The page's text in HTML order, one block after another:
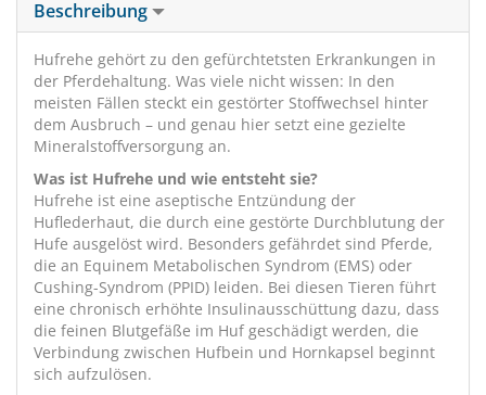
Beschreibung
Hufrehe gehört zu den gefürchtetsten Erkrankungen in
der Pferdehaltung. Was viele nicht wissen: In den
meisten Fällen steckt ein gestörter Stoffwechsel hinter
dem Ausbruch – und genau hier setzt eine gezielte
Mineralstoffversorgung an.
Was ist Hufrehe und wie entsteht sie?
Hufrehe ist eine aseptische Entzündung der
Huflederhaut, die durch eine gestörte Durchblutung der
Hufe ausgelöst wird. Besonders gefährdet sind Pferde,
die an Equinem Metabolischen Syndrom (EMS) oder
Cushing-Syndrom (PPID) leiden. Bei diesen Tieren führt
eine chronisch erhöhte Insulinausschüttung dazu, dass
die feinen Blutgefäße im Huf geschädigt werden, die
Verbindung zwischen Hufbein und Hornkapsel beginnt
sich aufzulösen.